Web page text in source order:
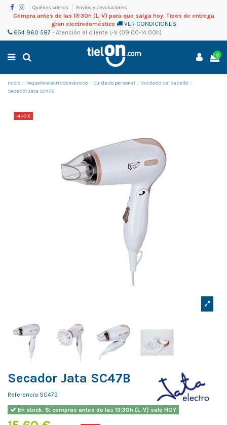
Quiénes somos Envíos y devoluciones
Compra antes de las 13:30h (L-V) para que salga hoy. Tipos de entrega
gran electrodoméstico
VER CONDICIONES
654 960 587 - Atención al cliente L-V (09:00-14:00h)
0
Inicio Pequeño electrodoméstico Cuidado personal
Cuidado del cabello
Secador Jata SC47B
-4,40 €
Secador Jata SC47B
Referencia SC47B
En stock. Si compras antes de las 13:30h (L-V) sale HOY